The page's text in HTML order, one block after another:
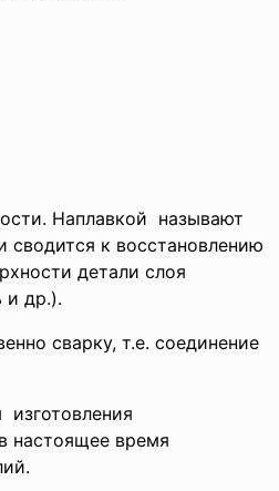
Наплавкой называют
сводится к восстановлению
детали слоя
и др.).
сварку, т.е. соединение
настоящее время